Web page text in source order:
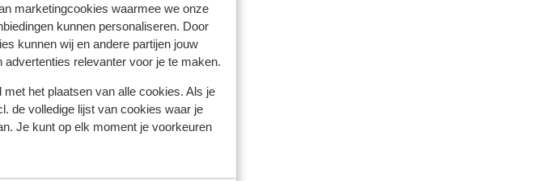
marketingcookies waarmee we onze
kunnen personaliseren. Door
kunnen wij en andere partijen jouw
relevanter voor je te maken.
het plaatsen van alle cookies. Als je
de volledige lijst van cookies waar je
Je kunt op elk moment je voorkeuren
documents_de_voyage
Croatie. Nous vous conseillons de
vous rendre sur internet.